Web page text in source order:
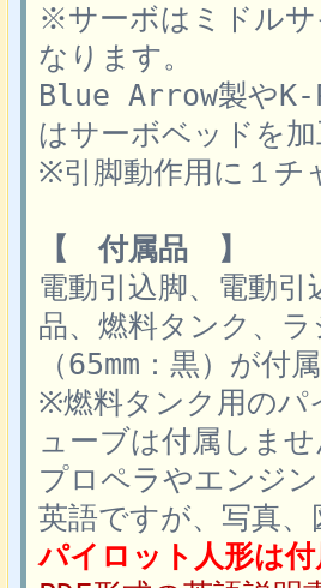
※サーボはミドルサ
なります。
Blue Arrow製やK-
はサーボベッドを
※引脚動作用に１チ
【 付属品 】
電動引込脚、電動
品、燃料タンク、
（65mm：黒）が付
※燃料タンク用のパ
ューブは付属しま
プロペラやエンジ
英語ですが、写真
パイロット人形は